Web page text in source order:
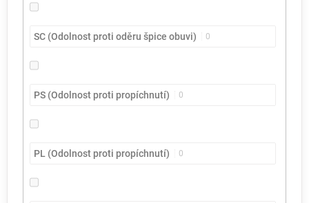
SC (Odolnost proti oděru špice obuvi) 0
PS (Odolnost proti propíchnutí) 0
PL (Odolnost proti propíchnutí) 0